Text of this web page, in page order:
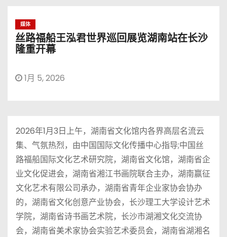
媒体
丝路福船王泓君世界巡回展览湖南站在长沙
隆重开幕
1月 5, 2026
2026年1月3日上午，湖南省文化馆内各界高层名流云
集、气氛热烈，由中国国际文化传播中心指导;中国丝
路福船国际文化艺术研究院，湖南省文化馆，湖南省企
业文化促进会，湖南省湘江书画院联合主办，湖南赢征
文化艺术有限公司承办，湖南省青年企业家协会协办
的，湖南省文化创意产业协会，长沙理工大学设计艺术
学院，湖南省诗书画艺术院，长沙市湖湘文化交流协
会，湖南省美术家协会实验艺术委员会，湖南省湖湘名